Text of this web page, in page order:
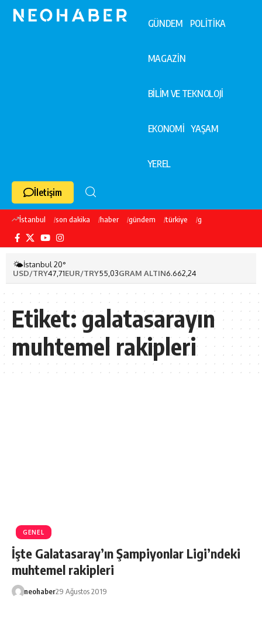
GÜNDEM POLİTİKA
MAGAZİN
BİLİM VE TEKNOLOJİ
EKONOMİ YAŞAM
YEREL
İletişim
İstanbul son dakika haber gündem türkiye galatasaray
🌤️İstanbul 20°
USD/TRY47,71EUR/TRY55,03GRAM ALTIN6.662,24
Etiket: galatasarayın
muhtemel rakipleri
GENEL
İşte Galatasaray’ın Şampiyonlar Ligi’ndeki
muhtemel rakipleri
neohaber29 Ağustos 2019